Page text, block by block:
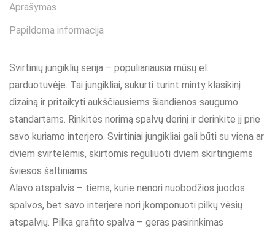
Aprašymas
Papildoma informacija
Svirtinių jungiklių serija – populiariausia mūsų el.
parduotuvėje. Tai jungikliai, sukurti turint minty klasikinį
dizainą ir pritaikyti aukščiausiems šiandienos saugumo
standartams. Rinkitės norimą spalvų derinį ir derinkite jį prie
savo kuriamo interjero. Svirtiniai jungikliai gali būti su viena ar
dviem svirtelėmis, skirtomis reguliuoti dviem skirtingiems
šviesos šaltiniams.
Alavo atspalvis – tiems, kurie nenori nuobodžios juodos
spalvos, bet savo interjere nori įkomponuoti pilkų vėsių
atspalvių. Pilka grafito spalva – geras pasirinkimas